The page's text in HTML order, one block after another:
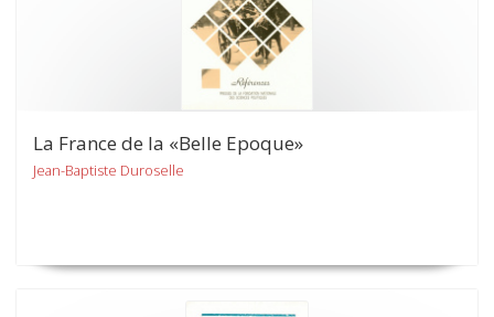
La France de la «Belle Epoque»
Jean-Baptiste Duroselle